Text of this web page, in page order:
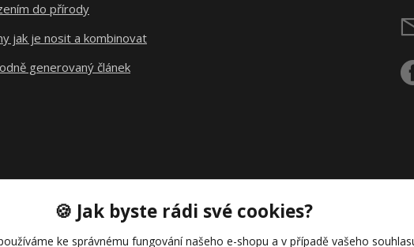
do přírody
jak je nosit a kombinovat
generovaný článek
🍪 Jak byste rádi své cookies?
ke správnému fungování našeho e-shopu a v případě vašeho